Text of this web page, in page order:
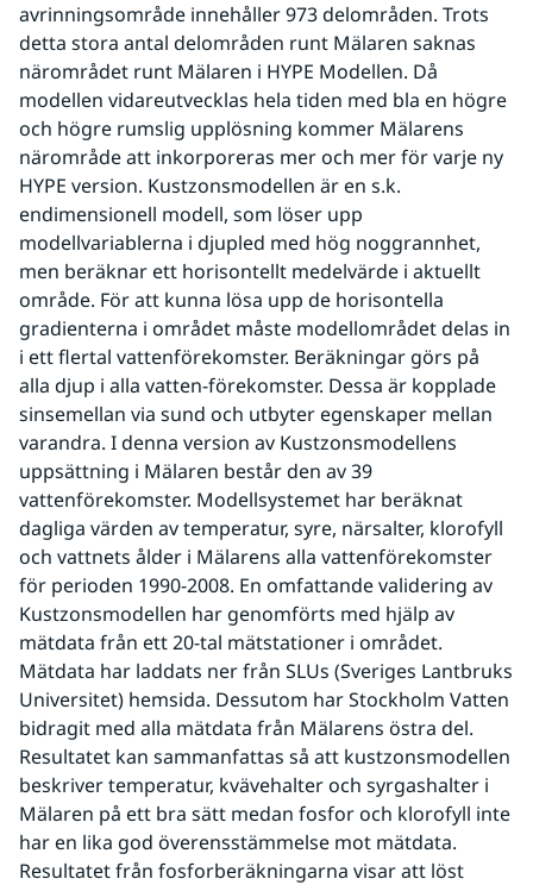
avrinningsområde innehåller 973 delområden. Trots
detta stora antal delområden runt Mälaren saknas
närområdet runt Mälaren i HYPE Modellen. Då
modellen vidareutvecklas hela tiden med bla en högre
och högre rumslig upplösning kommer Mälarens
närområde att inkorporeras mer och mer för varje ny
HYPE version. Kustzonsmodellen är en s.k.
endimensionell modell, som löser upp
modellvariablerna i djupled med hög noggrannhet,
men beräknar ett horisontellt medelvärde i aktuellt
område. För att kunna lösa upp de horisontella
gradienterna i området måste modellområdet delas in
i ett flertal vattenförekomster. Beräkningar görs på
alla djup i alla vatten-förekomster. Dessa är kopplade
sinsemellan via sund och utbyter egenskaper mellan
varandra. I denna version av Kustzonsmodellens
uppsättning i Mälaren består den av 39
vattenförekomster. Modellsystemet har beräknat
dagliga värden av temperatur, syre, närsalter, klorofyll
och vattnets ålder i Mälarens alla vattenförekomster
för perioden 1990-2008. En omfattande validering av
Kustzonsmodellen har genomförts med hjälp av
mätdata från ett 20-tal mätstationer i området.
Mätdata har laddats ner från SLUs (Sveriges Lantbruks
Universitet) hemsida. Dessutom har Stockholm Vatten
bidragit med alla mätdata från Mälarens östra del.
Resultatet kan sammanfattas så att kustzonsmodellen
beskriver temperatur, kvävehalter och syrgashalter i
Mälaren på ett bra sätt medan fosfor och klorofyll inte
har en lika god överensstämmelse mot mätdata.
Resultatet från fosforberäkningarna visar att löst